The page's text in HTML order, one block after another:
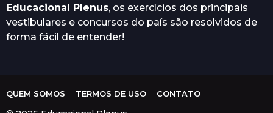
Salvar meus dados neste
navegador para a próxima vez
Educacional Plenus, os exercícios dos principais
vestibulares e concursos do país são resolvidos de
forma fácil de entender!
QUEM SOMOS TERMOS DE USO CONTATO